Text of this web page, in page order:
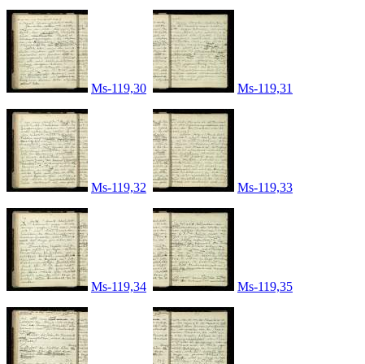
Ms-119,30 Ms-119,31
Ms-119,32 Ms-119,33
Ms-119,34 Ms-119,35